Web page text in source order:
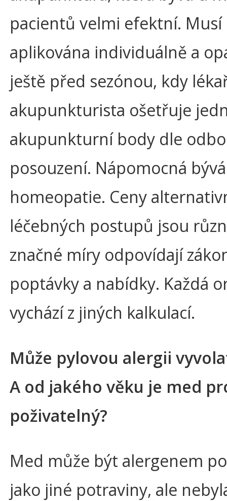
pacientů velmi efektní.
aplikována individuálně a
ještě před sezónou, kdy
akupunkturista ošetřuje
akupunkturní body dle
posouzení. Nápomocná
homeopatie. Ceny
léčebných postupů jsou
značné míry odpovídají
poptávky a nabídky. Každá
vychází z jiných kalkulací.
Může pylovou alergii
A od jakého věku je med
poživatelný?
Med může být alergenem
jako jiné potraviny, ale